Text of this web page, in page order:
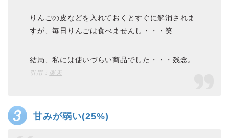
りんごの皮などを入れておくとすぐに解消されま
すが、毎日りんごは食べませんし・・・笑
結局、私には使いづらい商品でした・・・残念。
引用： 楽天
甘みが弱い(25%)